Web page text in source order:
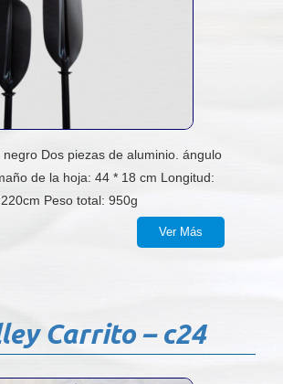
negro Dos piezas de aluminio. ángulo
de la hoja: 44 * 18 cm Longitud:
220cm Peso total: 950g
Ver Más
Carrito – c24